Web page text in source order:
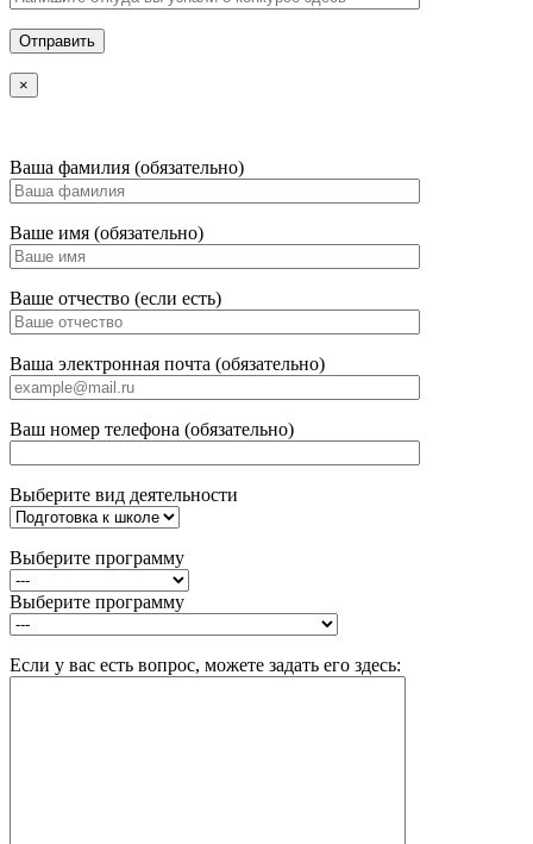
×
Ваша фамилия (обязательно)
Ваше имя (обязательно)
Ваше отчество (если есть)
Ваша электронная почта (обязательно)
Ваш номер телефона (обязательно)
Выберите вид деятельности
Выберите программу
Выберите программу
Если у вас есть вопрос, можете задать его здесь: